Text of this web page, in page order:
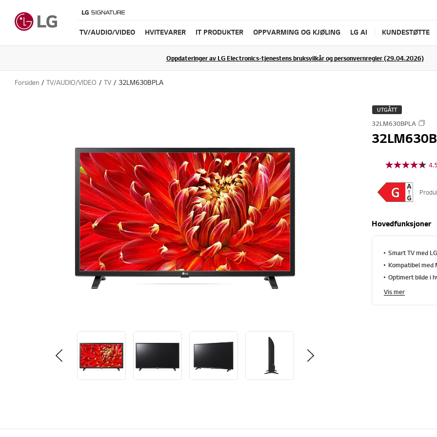
TV/AUDIO/VIDEO HVITEVARER IT PRODUKTER OPPVARMING OG KJØLING LG AI KUNDESTØTTE
Oppdateringer av LG Electronics-tjenestens bruksvilkår og personvernregler (29.04.2026)
Forsiden TV/AUDIO/VIDEO TV 32LM630BPLA
UTGÅTT
32LM630BPLA
4.5
Hovedfunksjoner
Smart TV med
Kompatibel med
Optimert bilde i
Vis mer